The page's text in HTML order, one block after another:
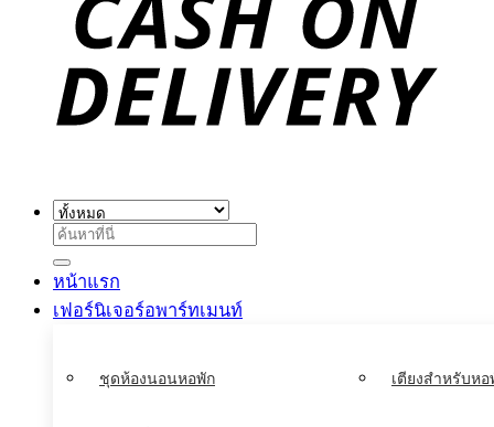
ค้นหา:
หน้าแรก
เฟอร์นิเจอร์อพาร์ทเมนท์
ชุดห้องนอนหอพัก เตียงสำหรับหอ